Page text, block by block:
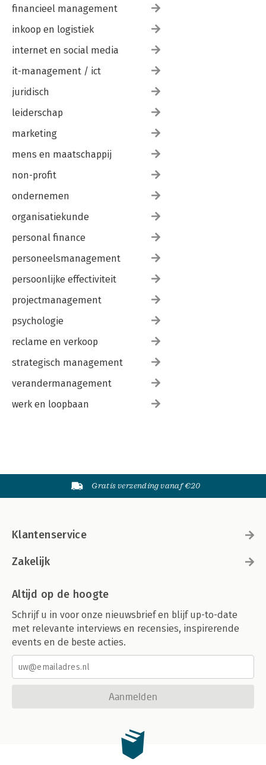
financieel management
inkoop en logistiek
internet en social media
it-management / ict
juridisch
leiderschap
marketing
mens en maatschappij
non-profit
ondernemen
organisatiekunde
personal finance
personeelsmanagement
persoonlijke effectiviteit
projectmanagement
psychologie
reclame en verkoop
strategisch management
verandermanagement
werk en loopbaan
Gratis verzending vanaf €20
Klantenservice
Zakelijk
Altijd op de hoogte
Schrijf u in voor onze nieuwsbrief en blijf up-to-date
met relevante interviews en recensies, inspirerende
events en de beste acties.
Aanmelden